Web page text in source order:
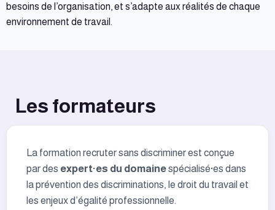
besoins de l’organisation, et s’adapte aux réalités de chaque
environnement de travail.
Les formateurs
La formation recruter sans discriminer est conçue
par des expert·es du domainespécialisé·es dans
la prévention des discriminations, le droit du travail et
les enjeux d’égalité professionnelle.